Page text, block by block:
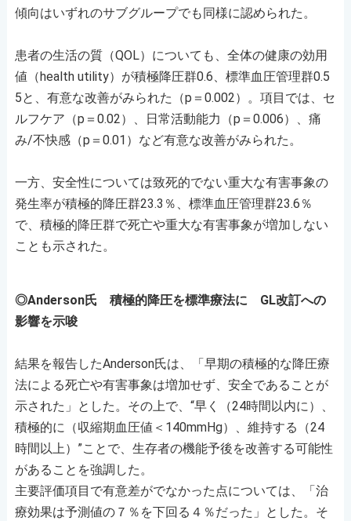
傾向はいずれのサブグループでも同様に認められた。
患者の生活の質（QOL）についても、全体の健康の効用
値（health utility）が積極降圧群0.6、標準血圧管理群0.5
5と、有意な改善がみられた（p＝0.002）。項目では、セ
ルフケア（p＝0.02）、日常活動能力（p＝0.006）、痛
み/不快感（p＝0.01）など有意な改善がみられた。
一方、安全性については致死的でない重大な有害事象の
発生率が積極的降圧群23.3％、標準血圧管理群23.6％
で、積極的降圧群で死亡や重大な有害事象が増加しない
ことも示された。
◎Anderson氏 積極的降圧を標準療法に GL改訂への
影響を示唆
結果を報告したAnderson氏は、「早期の積極的な降圧療
法による死亡や有害事象は増加せず、安全であることが
示された」とした。その上で、“早く（24時間以内に）、
積極的に（収縮期血圧値＜140mmHg）、維持する（24
時間以上）”ことで、生存者の機能予後を改善する可能性
があることを強調した。
主要評価項目で有意差がでなかった点については、「治
療効果は予測値の７％を下回る４％だった」とした。そ